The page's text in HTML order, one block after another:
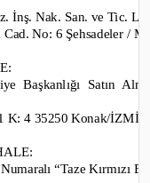
İnş. Nak. San. ve Tic.
Cad. No: 6 Şehsadeler /
:
Başkanlığı Satın
1 K: 4 35250 Konak/
“Taze Kırmızı Et